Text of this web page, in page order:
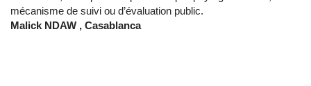
mécanisme de suivi ou d’évaluation public.
Malick NDAW , Casablanca